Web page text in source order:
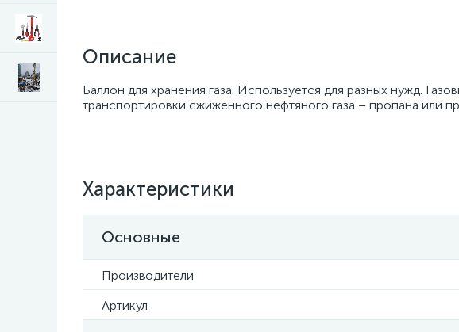
Описание
Баллон для хранения газа. Используется для разных нужд.
транспортировки сжиженного нефтяного газа – пропана или
Характеристики
Основные
Производители
Артикул